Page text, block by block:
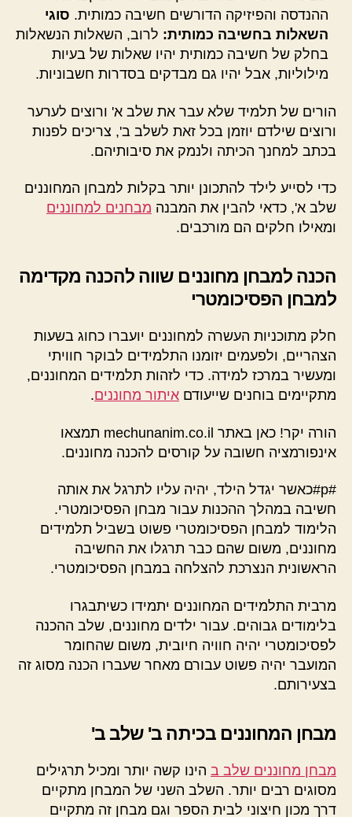
ההנדסה והפיזיקה הדורשים חשיבה כמותית. סוגי
השאלות בחשיבה כמותית: לרוב, השאלות הנשאלות
בחלק של חשיבה כמותית יהיו שאלות של בעיות
מילוליות, אבל יהיו גם מבדקים בסדרות חשבוניות.
הורים של תלמיד שלא עבר את שלב א' ורוצים לערער
ורוצים שילדם יוזמן בכל זאת לשלב ב', צריכים לפנות
בכתב למחנך הכיתה ולנמק את סיבותיהם.
כדי לסייע לילד להתכונן יותר בקלות למבחן המחוננים
שלב א', כדאי להבין את המבנה מבחנים למחוננים
ומאילו חלקים הם מורכבים.
הכנה למבחן מחוננים שווה להכנה מקדימה
למבחן הפסיכומטרי
חלק מתוכניות העשרה למחוננים יועברו כחוג בשעות
הצהריים, ולפעמים יזומנו התלמידים לבוקר חוויתי
ומעשיר במרכז למידה. כדי לזהות תלמידים המחוננים,
מתקיימים בוחנים שייעודם איתור מחוננים.
הורה יקר! כאן באתר mechunanim.co.il תמצאו
אינפורמציה חשובה על קורסים להכנה מחוננים.
#p#כאשר יגדל הילד, יהיה עליו לתרגל את אותה
חשיבה במהלך ההכנות עבור מבחן הפסיכומטרי.
הלימוד למבחן הפסיכומטרי פשוט בשביל תלמידים
מחוננים, משום שהם כבר תרגלו את החשיבה
הראשונית הנצרכת להצלחה במבחן הפסיכומטרי.
מרבית התלמידים המחוננים יתמידו כשיתבגרו
בלימודים גבוהים. עבור ילדים מחוננים, שלב ההכנה
לפסיכומטרי יהיה חוויה חיובית, משום שהחומר
המועבר יהיה פשוט עבורם מאחר שעברו הכנה מסוג זה
בצעירותם.
מבחן המחוננים בכיתה ב' שלב ב'
מבחן מחוננים שלב ב הינו קשה יותר ומכיל תרגילים
מסוגים רבים יותר. השלב השני של המבחן מתקיים
דרך מכון חיצוני לבית הספר וגם מבחן זה מתקיים